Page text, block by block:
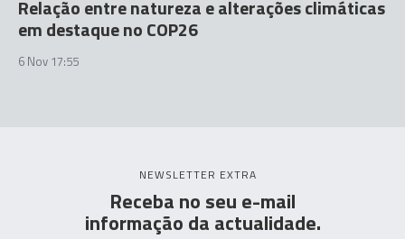
Relação entre natureza e alterações climáticas
em destaque no COP26
6 Nov 17:55
NEWSLETTER EXTRA
Receba no seu e-mail
informação da actualidade.